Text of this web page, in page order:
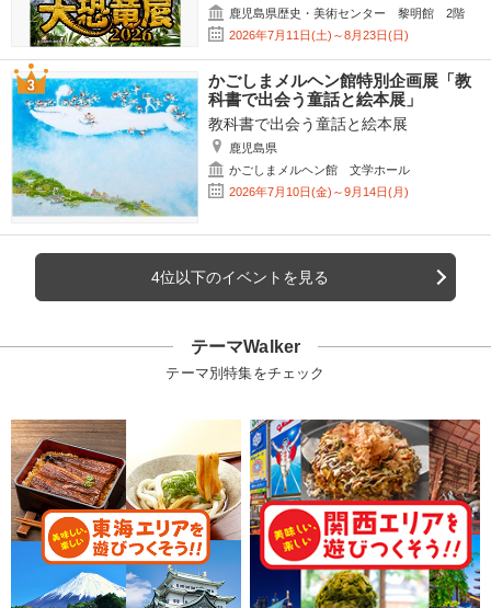
鹿児島県歴史・美術センター 黎明館 2階
2026年7月11日(土)～8月23日(日)
かごしまメルヘン館特別企画展「教
科書で出会う童話と絵本展」
教科書で出会う童話と絵本展
鹿児島県
かごしまメルヘン館 文学ホール
2026年7月10日(金)～9月14日(月)
4位以下のイベントを見る
テーマWalker
テーマ別特集をチェック